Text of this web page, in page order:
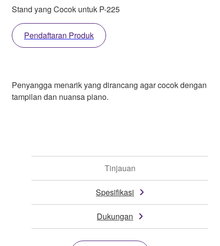
Stand yang Cocok untuk P-225
Pendaftaran Produk
Penyangga menarik yang dirancang agar cocok dengan
tampilan dan nuansa piano.
Tinjauan
Spesifikasi
Dukungan